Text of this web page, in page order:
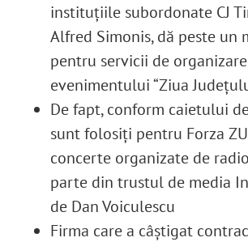
instituțiile subordonate CJ
Alfred Simonis, dă peste un
pentru servicii de
evenimentului “Ziua
De fapt, conform caietului
sunt folosiți pentru Forza
concerte organizate de
parte din trustul de media
de Dan Voiculescu
Firma care a câștigat